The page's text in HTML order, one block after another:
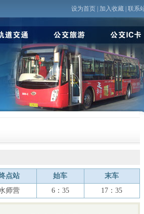
设为首页| 加入收藏| 联系
点站 始车
末车
师营 6：35 17：35